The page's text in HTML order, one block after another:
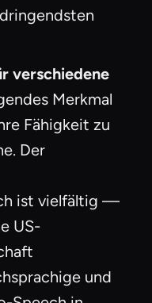
verschiedene
Merkmal
Fähigkeit zu
Der
ist vielfältig —
US-
und